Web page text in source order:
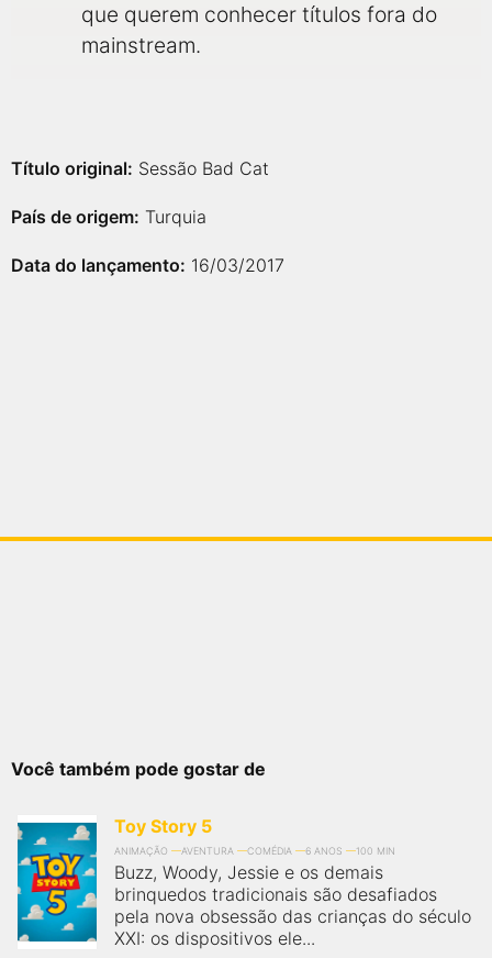
que querem conhecer títulos fora do
mainstream.
Título original: Sessão Bad Cat
País de origem: Turquia
Data do lançamento: 16/03/2017
Você também pode gostar de
Toy Story 5
ANIMAÇÃO AVENTURA COMÉDIA 6 ANOS 100 MIN
Buzz, Woody, Jessie e os demais
brinquedos tradicionais são desafiados
pela nova obsessão das crianças do século
XXI: os dispositivos ele...